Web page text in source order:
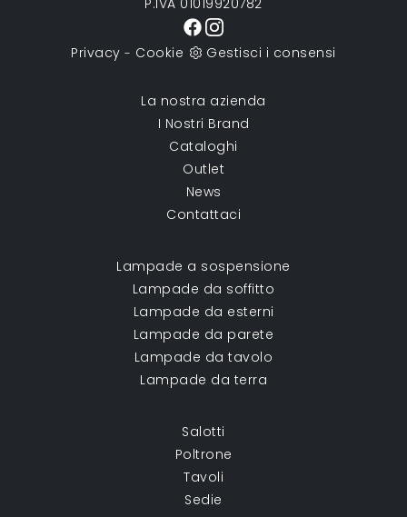
Privacy - Cookie Gestisci i consensi
La nostra azienda
I Nostri Brand
Cataloghi
Outlet
News
Contattaci
Lampade a sospensione
Lampade da soffitto
Lampade da esterni
Lampade da parete
Lampade da tavolo
Lampade da terra
Salotti
Poltrone
Tavoli
Sedie